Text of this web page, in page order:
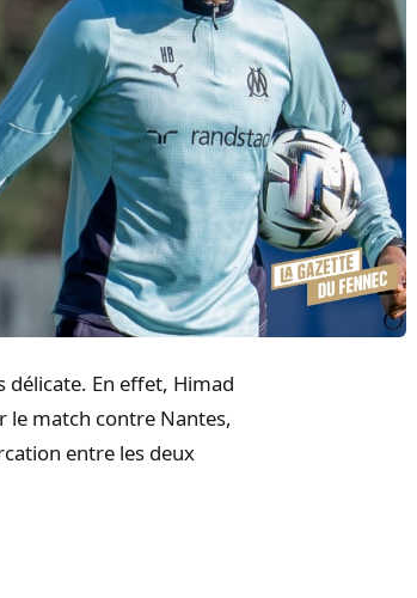
délicate. En effet, Himad
le match contre Nantes,
entre les deux